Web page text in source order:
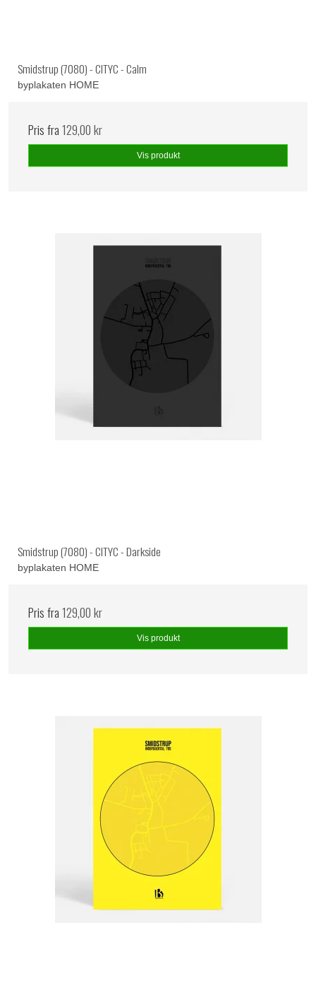
Smidstrup (7080) - CITYC - Calm
byplakaten HOME
Pris fra129,00 kr
Vis produkt
Smidstrup (7080) - CITYC - Darkside
byplakaten HOME
Pris fra129,00 kr
Vis produkt